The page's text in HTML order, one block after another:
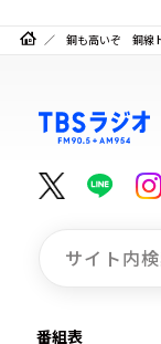
銅も高いぞ 銅線
番組表